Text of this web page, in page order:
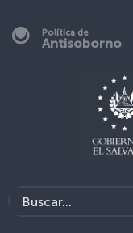
Política de
Antisoborno